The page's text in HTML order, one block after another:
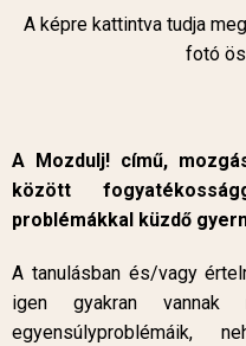
A képre kattintva tudja
fotó
A Mozdulj! című,
között
problémákkal küzdő
A tanulásban és/vagy
igen gyakran vannak
egyensúlyproblémáik,